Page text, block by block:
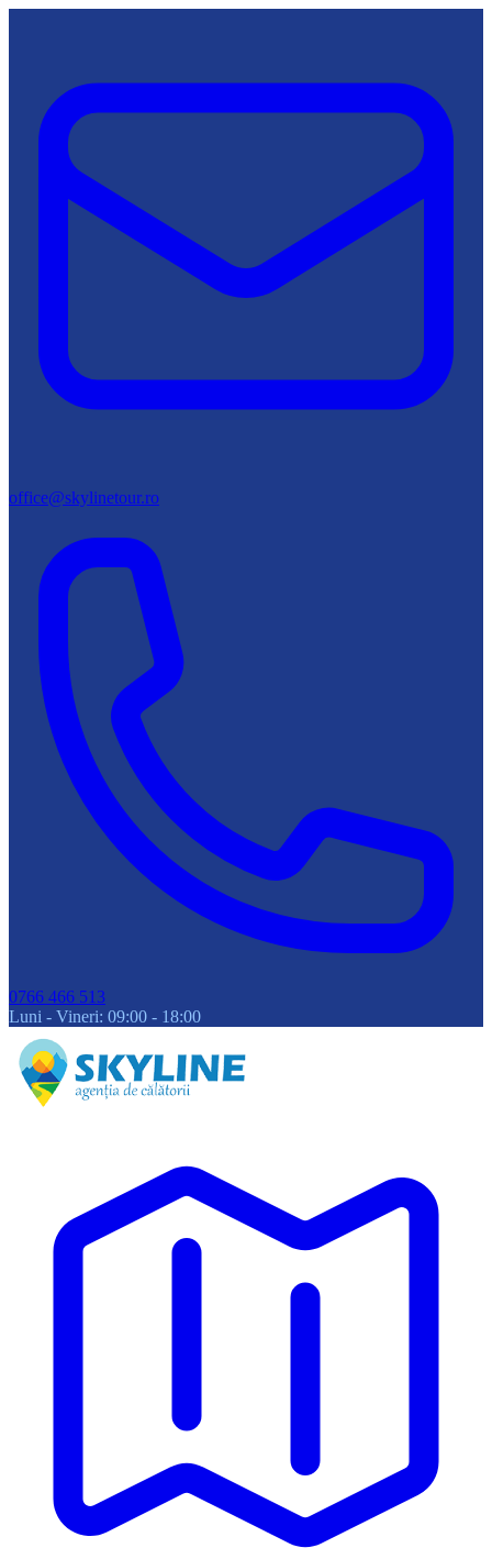
office@skylinetour.ro
0766 466 513
Luni - Vineri: 09:00 - 18:00